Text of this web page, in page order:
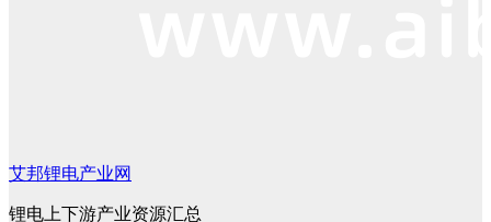
艾邦锂电产业网
锂电上下游产业资源汇总